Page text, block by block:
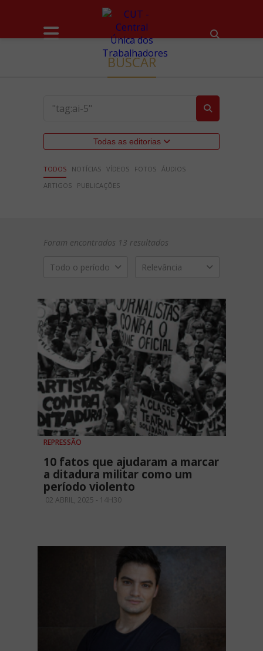
BUSCAR
Todas as editorias
TODOS NOTÍCIAS VÍDEOS FOTOS ÁUDIOS
ARTIGOS
PUBLICAÇÕES
Foram encontrados 13 resultados
Todo o período Relevância
REPRESSÃO
10 fatos que ajudaram a marcar
a ditadura militar como um
período violento
02 ABRIL, 2025 - 14H30